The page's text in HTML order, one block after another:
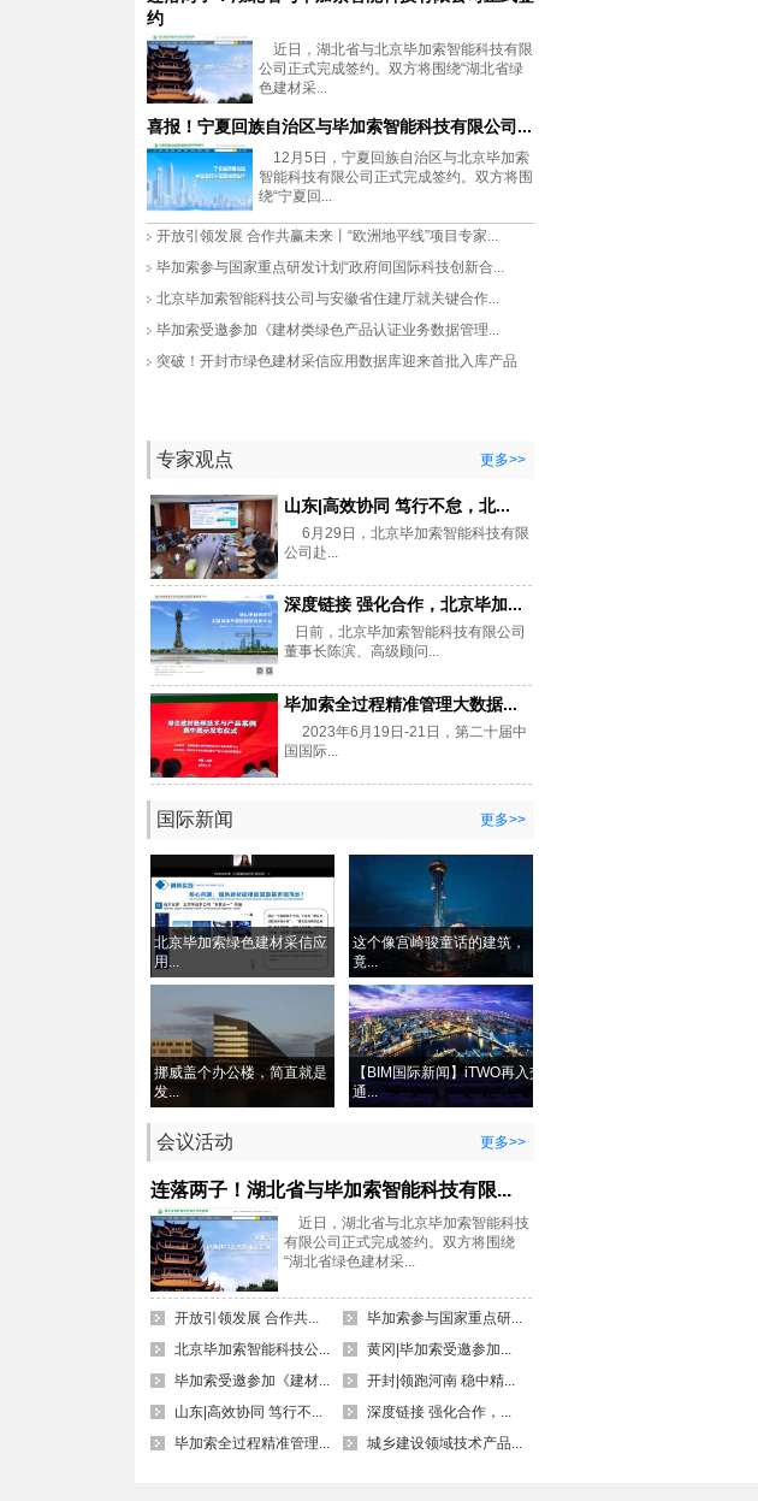
约
近日，湖北省与北京毕加索智能科技有限
公司正式完成签约。双方将围绕“湖北省绿
色建材采...
喜报！宁夏回族自治区与毕加索智能科技有限公司...
12月5日，宁夏回族自治区与北京毕加索
智能科技有限公司正式完成签约。双方将围
绕“宁夏回...
开放引领发展 合作共赢未来丨“欧洲地平线”项目专家...
毕加索参与国家重点研发计划“政府间国际科技创新合...
北京毕加索智能科技公司与安徽省住建厅就关键合作...
毕加索受邀参加《建材类绿色产品认证业务数据管理...
突破！开封市绿色建材采信应用数据库迎来首批入库产品
专家观点 更多>>
山东|高效协同 笃行不怠，北...
6月29日，北京毕加索智能科技有限
公司赴...
深度链接 强化合作，北京毕加...
日前，北京毕加索智能科技有限公司
董事长陈滨、高级顾问...
毕加索全过程精准管理大数据...
2023年6月19日-21日，第二十届中
国国际...
国际新闻 更多>>
北京毕加索绿色建材采信应
用...
这个像宫崎骏童话的建筑，
竟...
挪威盖个办公楼，简直就是
发...
【BIM国际新闻】iTWO再入交
通...
会议活动 更多>>
连落两子！湖北省与毕加索智能科技有限...
近日，湖北省与北京毕加索智能科技
有限公司正式完成签约。双方将围绕
“湖北省绿色建材采...
开放引领发展 合作共...
毕加索参与国家重点研...
北京毕加索智能科技公...
黄冈|毕加索受邀参加...
毕加索受邀参加《建材...
开封|领跑河南 稳中精...
山东|高效协同 笃行不...
深度链接 强化合作，...
毕加索全过程精准管理...
城乡建设领域技术产品...